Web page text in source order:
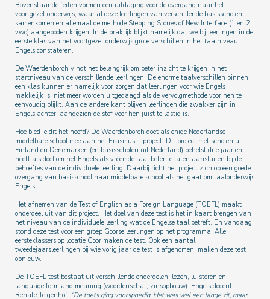
Bovenstaande feiten vormen een uitdaging voor de overgang naar het
voortgezet onderwijs, waar al deze leerlingen van verschillende basisscholen
samenkomen en allemaal de methode Stepping Stones of New Interface (1 en 2
vwo) aangeboden krijgen. In de praktijk blijkt namelijk dat we bij leerlingen in de
eerste klas van het voortgezet onderwijs grote verschillen in het taalniveau
Engels constateren.
De Waerdenborch vindt het belangrijk om beter inzicht te krijgen in het
startniveau van de verschillende leerlingen. De enorme taalverschillen binnen
een klas kunnen er namelijk voor zorgen dat leerlingen voor wie Engels
makkelijk is, niet meer worden uitgedaagd als de vervolgmethode voor hen te
eenvoudig blijkt. Aan de andere kant blijven leerlingen die zwakker zijn in
Engels achter, aangezien de stof voor hen juist te lastig is.
Hoe bied je dit het hoofd? De Waerdenborch doet als enige Nederlandse
middelbare school mee aan het Erasmus + project. Dit project met scholen uit
Finland en Denemarken (en basisscholen uit Nederland) behelst drie jaar en
heeft als doel om het Engels als vreemde taal beter te laten aansluiten bij de
behoeftes van de individuele leerling. Daarbij richt het project zich op een goede
overgang van basisschool naar middelbare school als het gaat om taalonderwijs
Engels.
Het afnemen van de Test of English as a Foreign Language (TOEFL) maakt
onderdeel uit van dit project. Het doel van deze test is het in kaart brengen van
het niveau van de individuele leerling wat de Engelse taal betreft. En vandaag
stond deze test voor een groep Goorse leerlingen op het programma. Alle
eersteklassers op locatie Goor maken de test. Ook een aantal
tweedejaarsleerlingen bij wie vorig jaar de test is afgenomen, maken deze test
opnieuw.
De TOEFL test bestaat uit verschillende onderdelen: lezen, luisteren en
language form and meaning (woordenschat, zinsopbouw). Engels docent
Renate Telgenhof: “De toets ging voorspoedig. Het was wel een lange zit, maar